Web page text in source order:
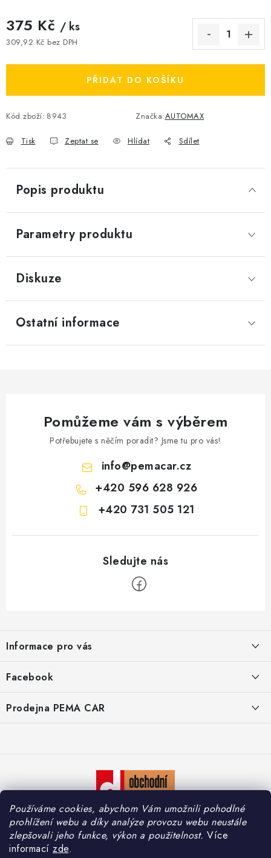
Používáme cookies, abychom Vám umožnili pohodlné
prohlížení webu a díky analýze provozu webu neustále
zlepšovali jeho funkce, výkon a použitelnost. Více
informací zde.
375 Kč / ks
309,92 Kč bez DPH
PŘIDAT DO KOŠÍKU
Kód zboží: 8943 Značka:AUTOMAX
Tisk Zeptat se Hlídat Sdílet
Popis produktu
Parametry produktu
Diskuze
Ostatní informace
Pomůžeme vám s výběrem
Potřebujete s něčím poradit? Jsme tu pro vás!
info@pemacar.cz
+420 596 628 926
+420 731 505 121
p
a
Informace pro vás
Zásady zpracování osobních údajů
Facebook
Prodejna PEMA CAR
Po – Pá: 7:30 – 16:00
So – Ne: Zavřeno